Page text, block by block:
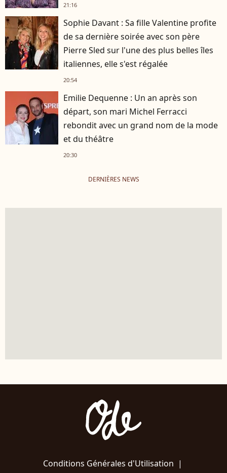
21:16
Sophie Davant : Sa fille Valentine profite
de sa dernière soirée avec son père
Pierre Sled sur l'une des plus belles îles
italiennes, elle s'est régalée
20:54
Emilie Dequenne : Un an après son
départ, son mari Michel Ferracci
rebondit avec un grand nom de la mode
et du théâtre
20:30
DERNIÈRES NEWS
Conditions Générales d'Utilisation |